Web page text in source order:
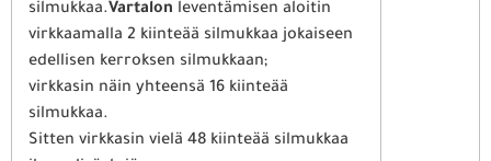
silmukkaa.Vartalon leventämisen aloitin
virkkaamalla 2 kiinteää silmukkaa jokaiseen
edellisen kerroksen silmukkaan;
virkkasin näin yhteensä 16 kiinteää
silmukkaa.
Sitten virkkasin vielä 48 kiinteää silmukkaa